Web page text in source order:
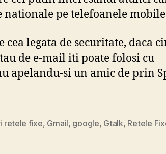
pe telefoanele
cea legata de securitate, daca
de e-mail iti poate folosi cu
apelandu-si un amic de prin
retele fixe, Gmail, google, Gtalk, Retele